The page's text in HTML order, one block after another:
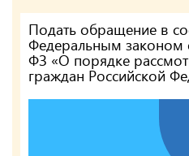
Подать обращение в
Федеральным
ФЗ «О порядке
граждан Российской